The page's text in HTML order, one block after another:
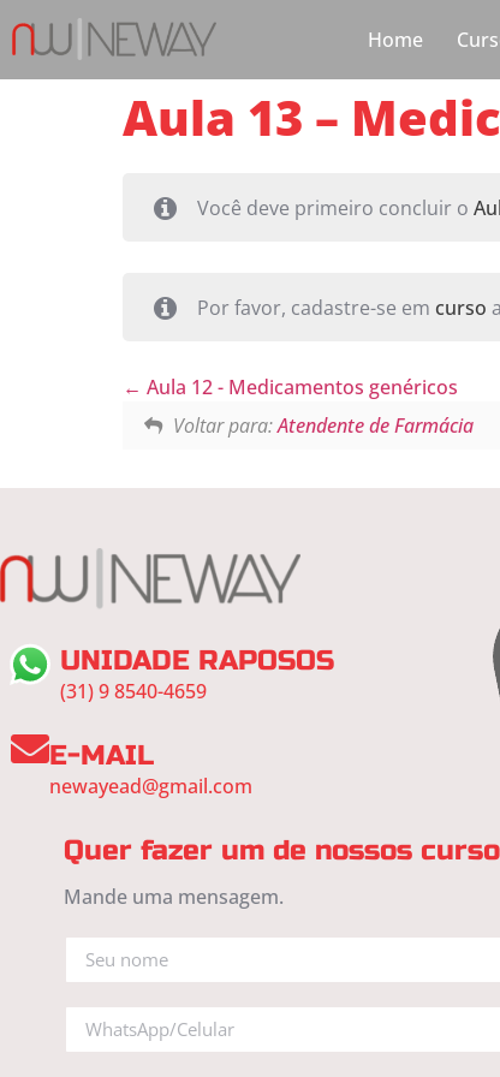
Home
Aula 13 –
Você deve primeiro concluir o
Por favor, cadastre-se em curso
Aula 12 - Medicamentos genéricos
Voltar para:Atendente de Farmácia
UNIDADE RAPOSOS
(31) 9 8540-4659
E-MAIL
newayead@gmail.com
Quer fazer um de nossos
Mande uma mensagem.